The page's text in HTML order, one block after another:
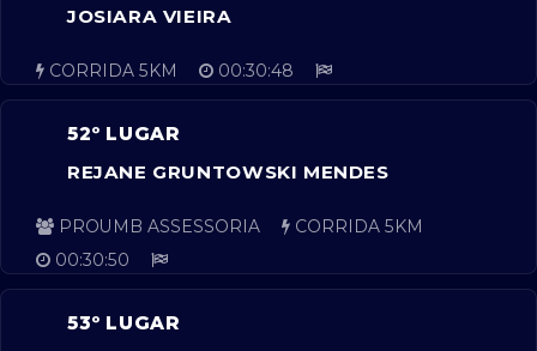
JOSIARA VIEIRA
CORRIDA 5KM 00:30:48
52º LUGAR
REJANE GRUNTOWSKI MENDES
PROUMB ASSESSORIA
CORRIDA 5KM
00:30:50
53º LUGAR